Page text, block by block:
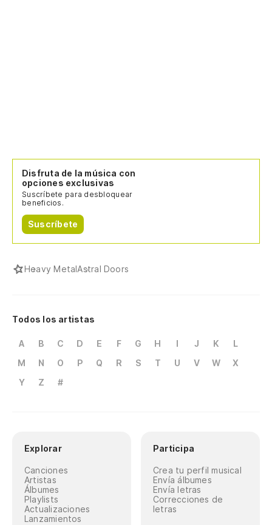
Disfruta de la música con
opciones exclusivas
Suscríbete para desbloquear
beneficios.
Suscríbete
Heavy MetalAstral Doors
Todos los artistas
A B C D E F G H I J K
L
M
N O P Q R S T U V W
X
Y
Z #
Explorar
Canciones
Artistas
Álbumes
Playlists
Actualizaciones
Lanzamientos
Participa
Crea tu perfil musical
Envía álbumes
Envía letras
Correcciones de
letras